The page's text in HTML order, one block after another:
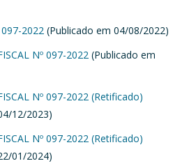
2022 (Publicado em 04/08/2022)
Nº 097-2022 (Publicado em
Nº 097-2022 (Retificado)
12/2023)
Nº 097-2022 (Retificado)
01/2024)